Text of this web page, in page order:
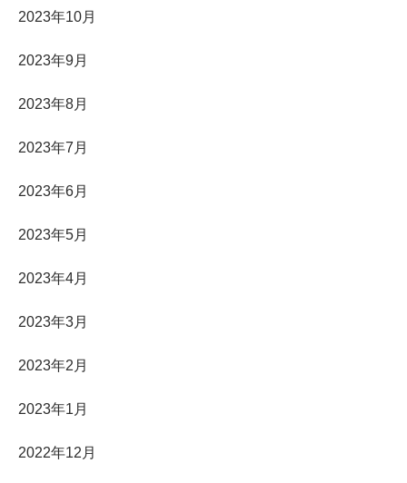
2023年10月
2023年9月
2023年8月
2023年7月
2023年6月
2023年5月
2023年4月
2023年3月
2023年2月
2023年1月
2022年12月